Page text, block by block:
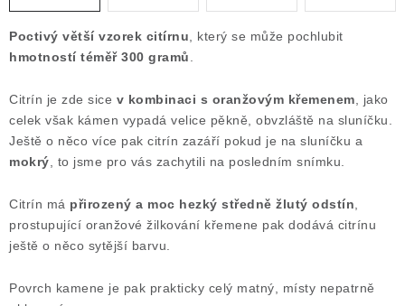
Výkup minerálů a drahých kamenů
Formulář pro odstoupení od smlouvy
Poučení o právu na odstoupení od smlouvy
Poctivý větší vzorek citírnu , který se může pochlubit
hmotností téměř 300 gramů
Citrín je zde sice v kombinaci s oranžovým křemenem , jako
celek však kámen vypadá velice pěkně, obvzláště na sluníčku.
Ještě o něco více pak citrín zazáří pokud je na sluníčku a
mokrý , to jsme pro vás zachytili na posledním snímku.
Citrín má přirozený a moc hezký středně žlutý odstín
prostupující oranžové žilkování křemene pak dodává citrínu
ještě o něco sytější barvu.
Povrch kamene je pak prakticky celý matný, místy nepatrně